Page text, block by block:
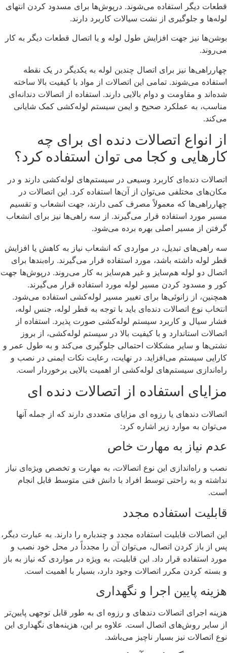
قطعات دیگر استفاده می‌شوند. درپوش‌ها برای مسدود کردن انتهای
لوله‌ها و جلوگیری از نشت سیالات کاربرد دارند.
بوشن‌ها نیز جهت افزایش طول لوله و یا اتصال قطعات دیگر به کار
می‌روند.
چهارراهی‌ها نیز برای اتصال چندین لوله به یکدیگر در یک نقطه
استفاده می‌شوند. تمامی این اتصالات از مواد با کیفیت بالا ساخته
شده‌اند و مقاومت و دوام بالایی دارند. استفاده از اتصالات دندانه‌ای
مناسب، به عملکرد صحیح و ایمن سیستم لوله‌کشی کمک شایانی
می‌کند.
از انواع اتصالات دنده ای برای چه
کارهایی و کجا می توان استفاده کرد؟
اتصالات دنده‌ای کاربرد وسیعی در سیستم‌های لوله‌کشی دارند و در
مکان‌های مختلفی می‌توان از آن‌ها استفاده کرد. این اتصالات در
چهارراهی‌ها که معمولاً مصرف کمی دارند، جهت انشعاب و تقسیم
مسیر مورد استفاده قرار می‌گیرند. از سه راهی‌ها نیز برای انشعاب
گرفتن از مسیر اصلی بهره برده می‌شود.
سه راهی‌های تبدیل، در مواردی که انشعاب نیاز به کاهش یا افزایش
قطر لوله داشته باشد، مورد استفاده قرار می‌گیرند. راه‌بندها برای
اتصال دو لوله هم‌سایز و غیر هم‌سایز به کار می‌روند. درپوش‌ها جهت
کور و مسدود کردن مسیر لوله مورد استفاده قرار می‌گیرند.
همچنین، از زانوئی‌ها برای تغییر مسیر لوله‌کشی استفاده می‌شود.
انتخاب نوع اتصالات دنده‌ای باید با توجه به قطر لوله، جنس لوله،
فشار سیال و کاربرد سیستم لوله‌کشی صورت پذیرد. استفاده از
اتصالات استاندارد و با کیفیت بالا در سیستم لوله‌کشی، از بروز
نشتی‌ها و سایر مشکلات احتمالی جلوگیری می‌کند و به طول عمر و
کارایی سیستم می‌افزاید. در نهایت، رعایت نکات ایمنی در نصب و
راه‌اندازی سیستم‌های لوله‌کشی از اهمیت بالایی برخوردار است.
مزایای استفاده از اتصالات دنده ای
اتصالات دندهای یا رزوه ای مزایای متعددی دارند که از جمله آنها
می‌توان به موارد زیر اشاره کرد:
عدم نیاز به مهارت خاص
نصب و راه‌اندازی این نوع اتصالات، به مهارت و تخصص ویژه‌ای نیاز
نداشته و به راحتی توسط افراد با دانش فنی متوسط قابل انجام
است.
قابلیت استفاده مجدد
این اتصالات قابلیت استفاده مجدد و چندباره را دارند. به عبارت دیگر،
پس از باز کردن اتصال، می‌توان آن را مجدداً در محل خود نصب و
مورد استفاده قرار داد. این قابلیت، به ویژه در مواردی که نیاز به باز
و بسته کردن مکرر اتصالات وجود دارد، بسیار با اهمیت است.
هزینه پایین اجرا و نگهداری
هزینه اجرای اتصالات دندهای و رزوه ای به طور قابل توجهی پایین‌تر
از سایر روش‌های اتصال است. علاوه بر این، هزینه‌های نگهداری این
نوع اتصالات نیز بسیار ناچیز می‌باشد.